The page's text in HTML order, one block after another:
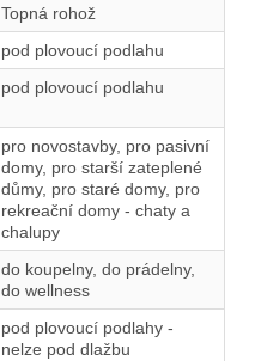
Topná rohož
pod plovoucí podlahu
pod plovoucí podlahu
pro novostavby, pro pasivní
domy, pro starší zateplené
důmy, pro staré domy, pro
rekreační domy - chaty a
chalupy
do koupelny, do prádelny,
do wellness
pod plovoucí podlahy -
nelze pod dlažbu